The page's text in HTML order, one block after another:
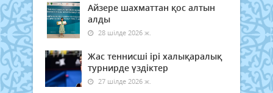
Айзере шахматтан қос алтын
алды
28 шілде 2026 ж.
Жас теннисші ірі халықаралық
турнирде үздіктер
27 шілде 2026 ж.